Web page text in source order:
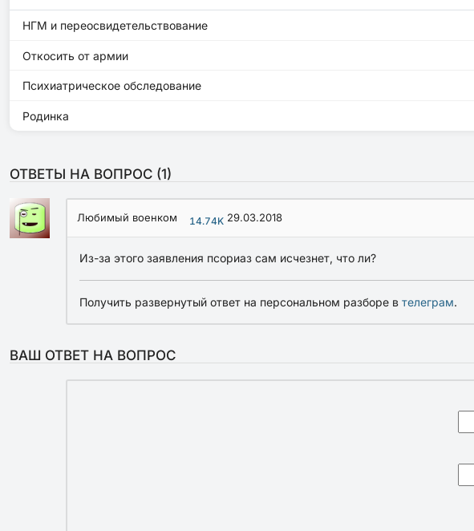
НГМ и переосвидетельствование
Откосить от армии
Психиатрическое обследование
Родинка
ОТВЕТЫ НА ВОПРОС (1)
Любимый военком 14.74K 29.03.2018
Из-за этого заявления псориаз сам исчезнет, что ли?
Получить развернутый ответ на персональном разборе в телеграм.
ВАШ ОТВЕТ НА ВОПРОС